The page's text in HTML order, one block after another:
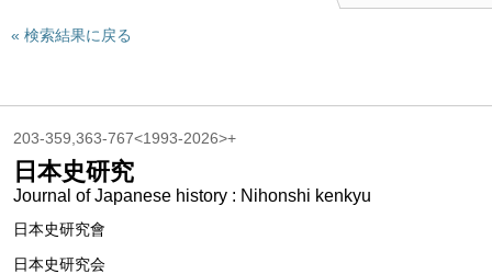
検索結果に戻る
203-359,363-767<1993-2026>+
日本史研究
Journal of Japanese history : Nihonshi kenkyu
日本史研究會
日本史研究会